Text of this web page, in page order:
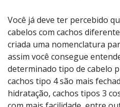
Você já deve ter percebido
cabelos com cachos
criada uma nomenclatura
assim você consegue
determinado tipo de cabelo
cachos tipo 4 são mais
hidratação, cachos tipos 3